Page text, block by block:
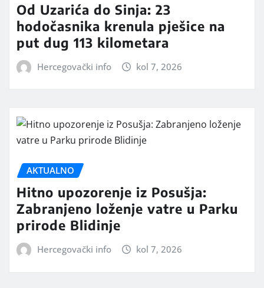
Od Uzarića do Sinja: 23
hodočasnika krenula pješice na
put dug 113 kilometara
Hercegovački info kol 7, 2026
AKTUALNO
Hitno upozorenje iz Posušja:
Zabranjeno loženje vatre u Parku
prirode Blidinje
Hercegovački info kol 7, 2026